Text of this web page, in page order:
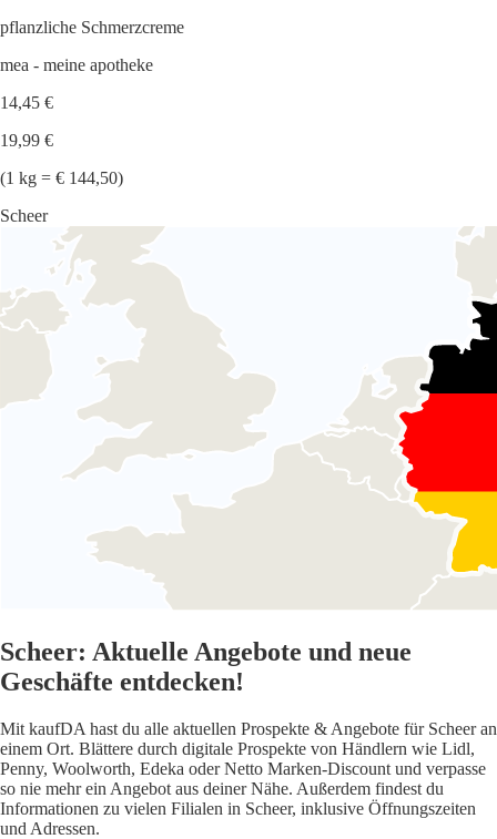
pflanzliche Schmerzcreme
mea - meine apotheke
14,45 €
19,99 €
(1 kg = € 144,50)
Scheer
Scheer: Aktuelle Angebote und neue
Geschäfte entdecken!
Mit kaufDA hast du alle aktuellen Prospekte & Angebote für Scheer an
einem Ort. Blättere durch digitale Prospekte von Händlern wie Lidl,
Penny, Woolworth, Edeka oder Netto Marken-Discount und verpasse
so nie mehr ein Angebot aus deiner Nähe. Außerdem findest du
Informationen zu vielen Filialen in Scheer, inklusive Öffnungszeiten
und Adressen.